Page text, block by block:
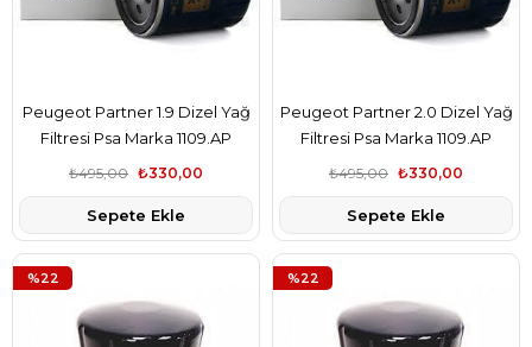
Peugeot Partner 1.9 Dizel Yağ
Filtresi Psa Marka 1109.AP
₺330,00
₺495,00
Sepete Ekle
Peugeot Partner 2.0 Dizel Yağ
Filtresi Psa Marka 1109.AP
₺330,00
₺495,00
Sepete Ekle
%22 %22